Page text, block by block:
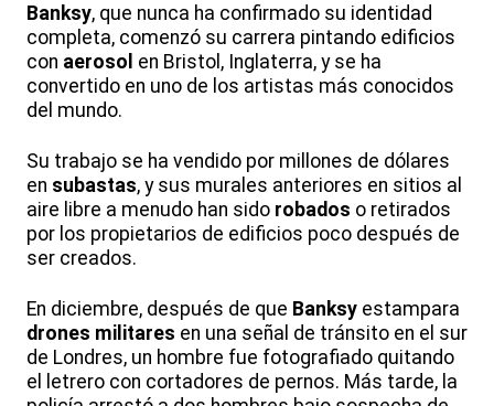
Banksy, que nunca ha confirmado su identidad
completa, comenzó su carrera pintando edificios
con aerosol en Bristol, Inglaterra, y se ha
convertido en uno de los artistas más conocidos
del mundo.
Su trabajo se ha vendido por millones de dólares
en subastas, y sus murales anteriores en sitios al
aire libre a menudo han sido robados o retirados
por los propietarios de edificios poco después de
ser creados.
En diciembre, después de que Banksy estampara
drones militares en una señal de tránsito en el sur
de Londres, un hombre fue fotografiado quitando
el letrero con cortadores de pernos. Más tarde, la